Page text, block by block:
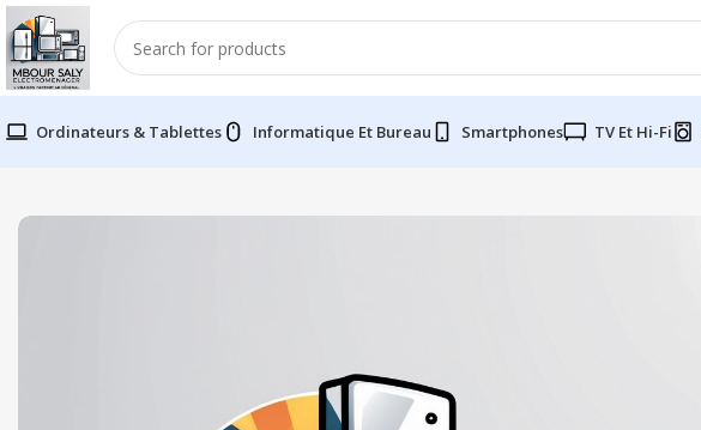
Ordinateurs & Tablettes Informatique Et Bureau Smartphones TV Et Hi-Fi